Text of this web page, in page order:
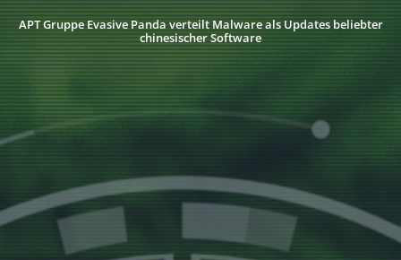
APT Gruppe Evasive Panda verteilt Malware als Updates beliebter
chinesischer Software